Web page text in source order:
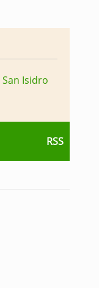
San Isidro
RSS